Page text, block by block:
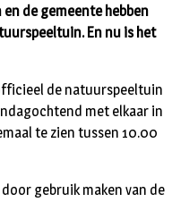
de gemeente hebben
En nu is het
de natuurspeeltuin
met elkaar in
te zien tussen 10.00
gebruik maken van de